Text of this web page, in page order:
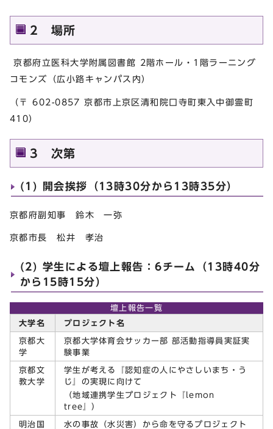
2 場所
京都府立医科大学附属図書館 2階ホール・1階ラーニング
コモンズ（広小路キャンパス内）
（〒 602-0857 京都市上京区清和院口寺町東入中御霊町
410）
3 次第
(1) 開会挨拶（13時30分から13時35分）
京都府副知事 鈴木 一弥
京都市長 松井 孝治
(2) 学生による壇上報告：6チーム（13時40分
から15時15分）
壇上報告一覧
大学名
プロジェクト名
京都大
学
京都大学体育会サッカー部 部活動指導員実証実
験事業
京都文
教大学
学生が考える『認知症の人にやさしいまち・う
じ』の実現に向けて
（地域連携学生プロジェクト『lemon
tree』）
明治国
水の事故（水災害）から命を守るプロジェクト